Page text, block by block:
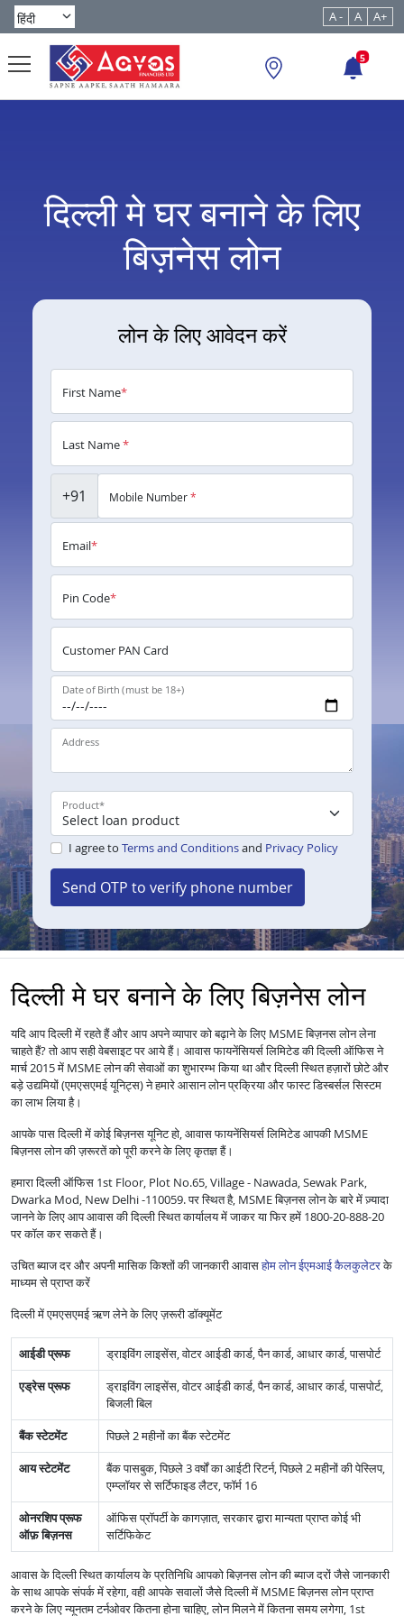
A - A A+
5
दिल्ली मे घर बनाने के लिए
बिज़नेस लोन
लोन के लिए आवेदन करें
First Name*
Last Name*
+91 Mobile Number*
Email*
Pin Code*
Customer PAN Card
Date of Birth (must be 18+)
Address
Product*
I agree to Terms and Conditionsand Privacy Policy
Send OTP to verify phone number
दिल्ली मे घर बनाने के लिए बिज़नेस लोन
यदि आप दिल्ली में रहते हैं और आप अपने व्यापार को बढ़ाने के लिए MSME बिज़नस लोन लेना
चाहते हैं? तो आप सही वेबसाइट पर आये हैं। आवास फायनेंसियर्स लिमिटेड की दिल्ली ऑफिस ने
मार्च 2015 में MSME लोन की सेवाओं का शुभारम्भ किया था और दिल्ली स्थित हज़ारों छोटे और
बड़े उद्यमियों (एमएसएमई यूनिट्स) ने हमारे आसान लोन प्रक्रिया और फास्ट डिस्बर्सल सिस्टम
का लाभ लिया है।
आपके पास दिल्ली में कोई बिज़नस यूनिट हो, आवास फायनेंसियर्स लिमिटेड आपकी MSME
बिज़नस लोन की ज़रूरतें को पूरी करने के लिए कृतज्ञ हैं।
हमारा दिल्ली ऑफिस 1st Floor, Plot No.65, Village - Nawada, Sewak Park,
Dwarka Mod, New Delhi -110059. पर स्थित है, MSME बिज़नस लोन के बारे में ज़्यादा
जानने के लिए आप आवास की दिल्ली स्थित कार्यालय में जाकर या फिर हमें 1800-20-888-20
पर कॉल कर सकते हैं।
उचित ब्याज दर और अपनी मासिक किश्तों की जानकारी आवासहोम लोन ईएमआई कैलकुलेटरके
माध्यम से प्राप्त करें
दिल्ली में एमएसएमई ऋण लेने के लिए ज़रूरी डॉक्यूमेंट
आईडी प्रूफ
ड्राइविंग लाइसेंस, वोटर आईडी कार्ड, पैन कार्ड, आधार कार्ड, पासपोर्ट
एड्रेस प्रूफ
ड्राइविंग लाइसेंस, वोटर आईडी कार्ड, पैन कार्ड, आधार कार्ड, पासपोर्ट,
बिजली बिल
बैंक स्टेटमेंट
पिछले 2 महीनों का बैंक स्टेटमेंट
आय स्टेटमेंट
बैंक पासबुक, पिछले 3 वर्षों का आईटी रिटर्न, पिछले 2 महीनों की पेस्लिप,
एम्प्लॉयर से सर्टिफाइड लैटर, फॉर्म 16
ओनरशिप प्रूफ
ऑफ़ बिज़नस
ऑफिस प्रॉपर्टी के कागज़ात, सरकार द्वारा मान्यता प्राप्त कोई भी
सर्टिफिकेट
आवास के दिल्ली स्थित कार्यालय के प्रतिनिधि आपको बिज़नस लोन की ब्याज दरों जैसे जानकारी
के साथ आपके संपर्क में रहेगा, वही आपके सवालों जैसे दिल्ली में MSME बिज़नस लोन प्राप्त
करने के लिए न्यूनतम टर्नओवर कितना होना चाहिए, लोन मिलने में कितना समय लगेगा, 1st